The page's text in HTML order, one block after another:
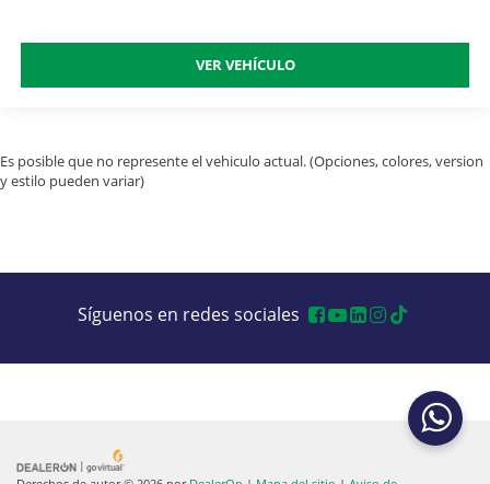
VER VEHÍCULO
Es posible que no represente el vehiculo actual. (Opciones, colores, version
y estilo pueden variar)
Síguenos en redes sociales